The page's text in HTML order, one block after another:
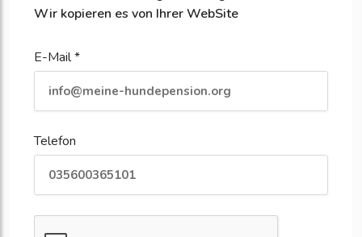
Wir kopieren es von Ihrer WebSite
E-Mail *
Telefon